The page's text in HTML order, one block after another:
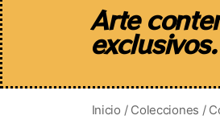
Arte
Inicio / Colecciones /